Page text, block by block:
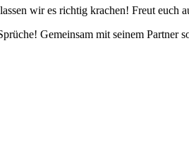
wir es richtig krachen! Freut euch
Gemeinsam mit seinem